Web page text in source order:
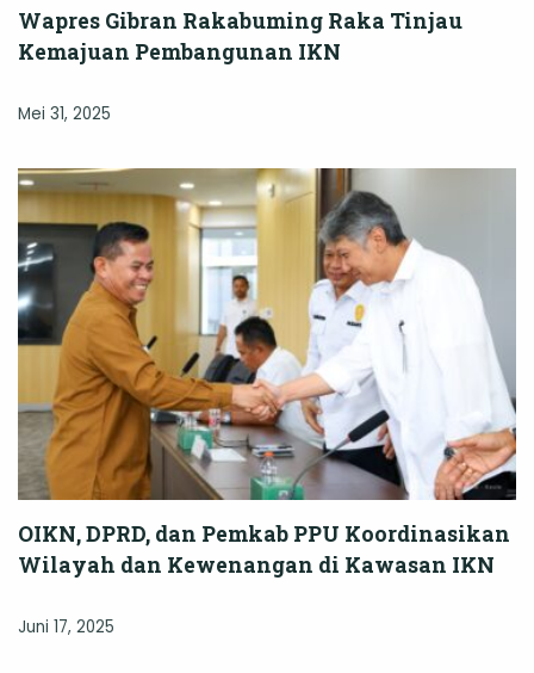
Wapres Gibran Rakabuming Raka Tinjau
Kemajuan Pembangunan IKN
Mei 31, 2025
OIKN, DPRD, dan Pemkab PPU Koordinasikan
Wilayah dan Kewenangan di Kawasan IKN
Juni 17, 2025